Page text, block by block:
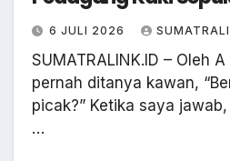
6 JULI 2026
SUMATRALINK.ID – Oleh
pernah ditanya kawan,
picak?” Ketika saya
…